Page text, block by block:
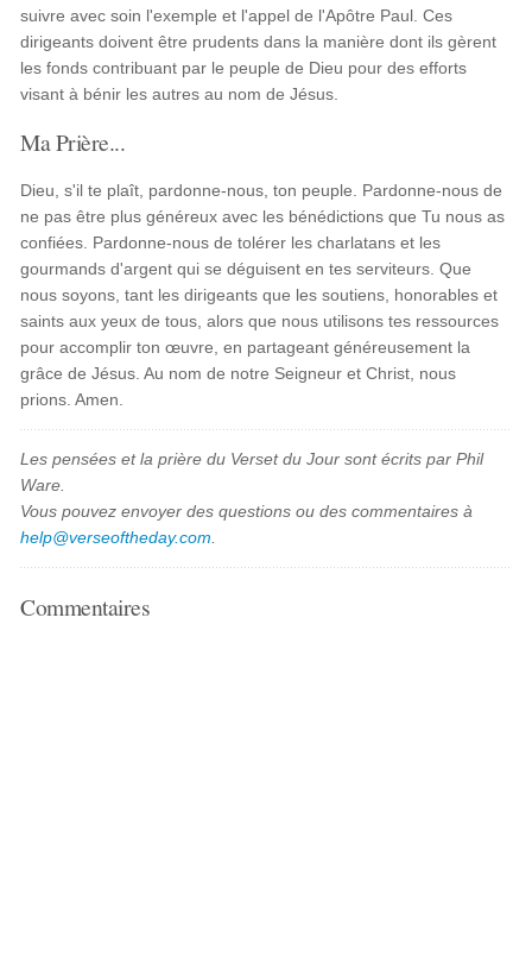
suivre avec soin l'exemple et l'appel de l'Apôtre Paul. Ces
dirigeants doivent être prudents dans la manière dont ils gèrent
les fonds contribuant par le peuple de Dieu pour des efforts
visant à bénir les autres au nom de Jésus.
Ma Prière...
Dieu, s'il te plaît, pardonne-nous, ton peuple. Pardonne-nous de
ne pas être plus généreux avec les bénédictions que Tu nous as
confiées. Pardonne-nous de tolérer les charlatans et les
gourmands d'argent qui se déguisent en tes serviteurs. Que
nous soyons, tant les dirigeants que les soutiens, honorables et
saints aux yeux de tous, alors que nous utilisons tes ressources
pour accomplir ton œuvre, en partageant généreusement la
grâce de Jésus. Au nom de notre Seigneur et Christ, nous
prions. Amen.
Les pensées et la prière du Verset du Jour sont écrits par Phil
Ware.
Vous pouvez envoyer des questions ou des commentaires à
help@verseoftheday.com
Commentaires